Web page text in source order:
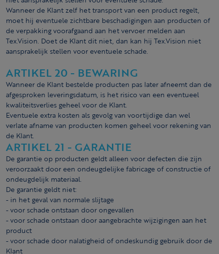
Wanneer de Klant zelf het transport van een product regelt,
moet hij eventuele zichtbare beschadigingen aan producten of
de verpakking voorafgaand aan het vervoer melden aan
Tex.Vision. Doet de Klant dit niet, dan kan hij Tex.Vision niet
aansprakelijk stellen voor eventuele schade.
ARTIKEL 20 - BEWARING
Wanneer de Klant bestelde producten pas later afneemt dan de
afgesproken leveringsdatum, is het risico van een eventueel
kwaliteitsverlies geheel voor de Klant.
Eventuele extra kosten als gevolg van voortijdige dan wel
verlate afname van producten komen geheel voor rekening van
de Klant.
ARTIKEL 21 - GARANTIE
De garantie op producten geldt alleen voor defecten die zijn
veroorzaakt door een ondeugdelijke fabricage of constructie of
ondeugdelijk materiaal.
De garantie geldt niet:
- in het geval van normale slijtage
- voor schade ontstaan door ongevallen
- voor schade ontstaan door aangebrachte wijzigingen aan het
product
- voor schade door nalatigheid of ondeskundig gebruik door de
Klant